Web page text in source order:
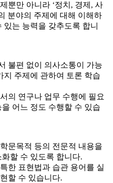
뿐만 아니라 ‘정치, 경제, 사
분야의 주제에 대해 이해하
있는 능력을 갖추도록 합니
불편 없이 의사소통이 가능
지 주제에 관하여 토론 학습
의 연구나 업무 수행에 필요
어느 정도 수행할 수 있습
문목적 등의 전문적 내용을
할 수 있도록 합니다.
한 표현법과 습관 용어를 실
할 수 있습니다.